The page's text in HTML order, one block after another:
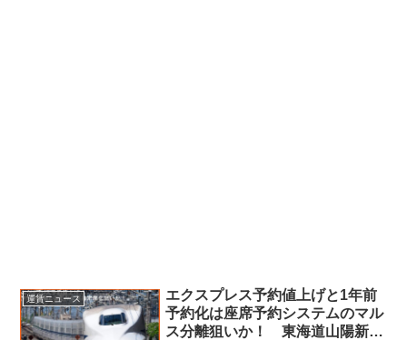
運賃ニュース
エクスプレス予約値上げと1年前
予約化は座席予約システムのマル
ス分離狙いか！ 東海道山陽新幹